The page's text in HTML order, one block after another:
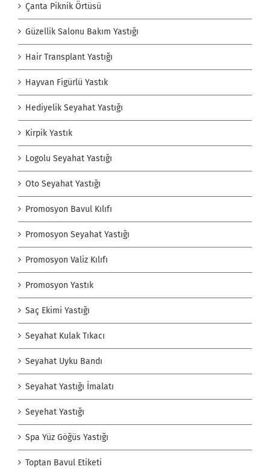
Çanta Piknik Örtüsü
Güzellik Salonu Bakım Yastığı
Hair Transplant Yastığı
Hayvan Figürlü Yastık
Hediyelik Seyahat Yastığı
Kirpik Yastık
Logolu Seyahat Yastığı
Oto Seyahat Yastığı
Promosyon Bavul Kılıfı
Promosyon Seyahat Yastığı
Promosyon Valiz Kılıfı
Promosyon Yastık
Saç Ekimi Yastığı
Seyahat Kulak Tıkacı
Seyahat Uyku Bandı
Seyahat Yastığı İmalatı
Seyehat Yastığı
Spa Yüz Göğüs Yastığı
Toptan Bavul Etiketi